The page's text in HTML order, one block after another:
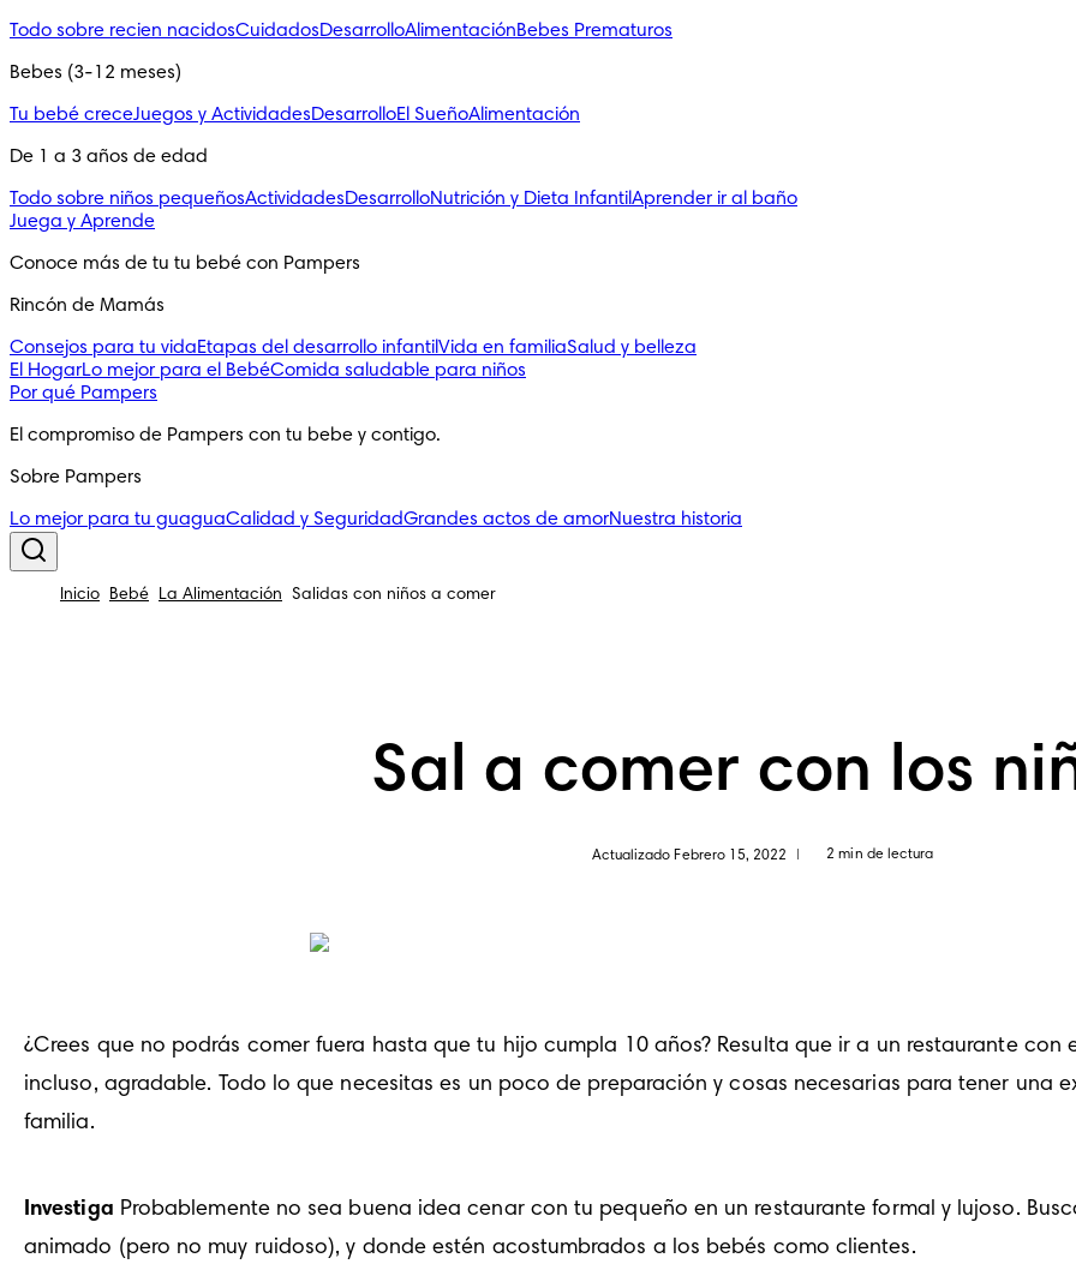
Todo sobre recien nacidosCuidadosDesarrolloAlimentaciónBebes Prematuros
Bebes (3-12 meses)
Tu bebé creceJuegos y ActividadesDesarrolloEl SueñoAlimentación
De 1 a 3 años de edad
Todo sobre niños pequeñosActividadesDesarrolloNutrición y Dieta InfantilAprender ir al baño
Juega y Aprende
Conoce más de tu tu bebé con Pampers
Rincón de Mamás
Consejos para tu vidaEtapas del desarrollo infantilVida en familiaSalud y belleza
El HogarLo mejor para el BebéComida saludable para niños
Por qué Pampers
El compromiso de Pampers con tu bebe y contigo.
Sobre Pampers
Lo mejor para tu guaguaCalidad y SeguridadGrandes actos de amorNuestra historia
Inicio Bebé La Alimentación Salidas con niños a comer
Sal a comer con los
Actualizado Febrero 15, 2022 2 min de lectura
¿Crees que no podrás comer fuera hasta que tu hijo cumpla 10 años? Resulta que ir a un restaurante
incluso, agradable. Todo lo que necesitas es un poco de preparación y cosas necesarias para tener una
familia.
Investiga Probablemente no sea buena idea cenar con tu pequeño en un restaurante formal y lujoso.
animado (pero no muy ruidoso), y donde estén acostumbrados a los bebés como clientes.